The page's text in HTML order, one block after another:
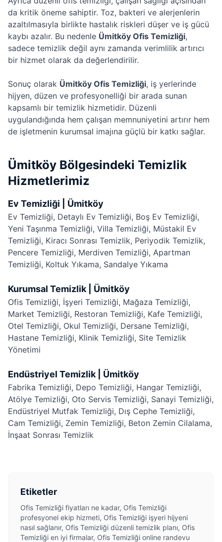
da kritik öneme sahiptir. Toz, bakteri ve alerjenlerin
azaltılmasıyla birlikte hastalık riskleri düşer ve iş gücü
kaybı azalır. Bu nedenle Ümitköy Ofis Temizliği,
sadece temizlik değil aynı zamanda verimlilik artırıcı
bir hizmet olarak da değerlendirilir.
Sonuç olarak Ümitköy Ofis Temizliği, iş yerlerinde
hijyen, düzen ve profesyonelliği bir arada sunan
kapsamlı bir temizlik hizmetidir. Düzenli
uygulandığında hem çalışan memnuniyetini artırır hem
de işletmenin kurumsal imajına güçlü bir katkı sağlar.
Ümitköy Bölgesindeki Temizlik
Hizmetlerimiz
Ev Temizliği | Ümitköy
Ev Temizliği, Detaylı Ev Temizliği, Boş Ev Temizliği,
Yeni Taşınma Temizliği, Villa Temizliği, Müstakil Ev
Temizliği, Kiracı Sonrası Temizlik, Periyodik Temizlik,
Pencere Temizliği, Merdiven Temizliği, Apartman
Temizliği, Koltuk Yıkama, Sandalye Yıkama
Kurumsal Temizlik | Ümitköy
Ofis Temizliği, İşyeri Temizliği, Mağaza Temizliği,
Market Temizliği, Restoran Temizliği, Kafe Temizliği,
Otel Temizliği, Okul Temizliği, Dersane Temizliği,
Hastane Temizliği, Klinik Temizliği, Site Temizlik
Yönetimi
Endüstriyel Temizlik | Ümitköy
Fabrika Temizliği, Depo Temizliği, Hangar Temizliği,
Atölye Temizliği, Oto Servis Temizliği, Sanayi Temizliği,
Endüstriyel Mutfak Temizliği, Dış Cephe Temizliği,
Cam Temizliği, Zemin Temizliği, Beton Zemin Cilalama,
İnşaat Sonrası Temizlik
Etiketler
Ofis Temizliği fiyatları ne kadar, Ofis Temizliği
profesyonel ekip hizmeti, Ofis Temizliği işyeri hijyeni
nasıl sağlanır, Ofis Temizliği düzenli temizlik planı, Ofis
Temizliği en iyi firmalar, Ofis Temizliği online randevu